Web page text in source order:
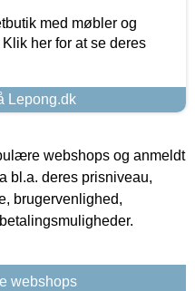
med møbler og
her for at se deres
Lepong.dk
webshops og anmeldt
bl.a. deres prisniveau,
brugervenlighed,
webshops